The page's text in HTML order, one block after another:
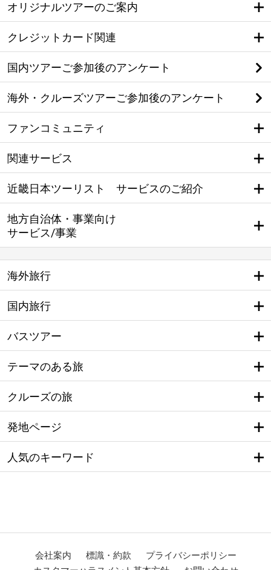
オリジナルツアーのご案内
クレジットカード関連
国内ツアーご参加後のアンケート
海外・クルーズツアーご参加後のアンケート
ファンコミュニティ
関連サービス
近畿日本ツーリスト サービスのご紹介
地方自治体・事業向け
サービス/事業
海外旅行
国内旅行
バスツアー
テーマのある旅
クルーズの旅
発地ページ
人気のキーワード
会社案内 標識・約款
プライバシーポリシー